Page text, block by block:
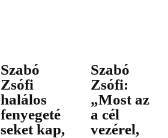
Szabó
Zsófi
halálos
fenyegeté
seket kap,
Szabó
Zsófi:
„Most az
a cél
vezérel,